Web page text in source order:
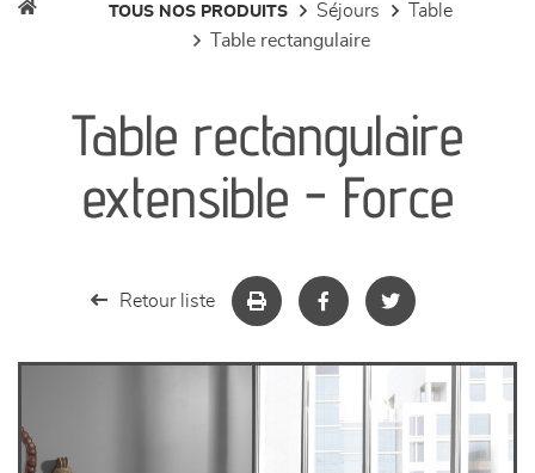
séjours
meubles de complément
TOUS NOS PRODUITS séjours
table
table rectangulaire
Table rectangulaire
extensible - Force
Retour liste